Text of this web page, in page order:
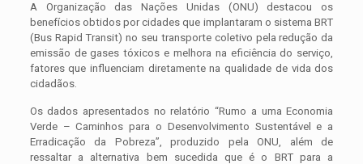
A Organização das Nações Unidas (ONU) destacou os
benefícios obtidos por cidades que implantaram o sistema BRT
(Bus Rapid Transit) no seu transporte coletivo pela redução da
emissão de gases tóxicos e melhora na eficiência do serviço,
fatores que influenciam diretamente na qualidade de vida dos
cidadãos.
Os dados apresentados no relatório “Rumo a uma Economia
Verde – Caminhos para o Desenvolvimento Sustentável e a
Erradicação da Pobreza”, produzido pela ONU, além de
ressaltar a alternativa bem sucedida que é o BRT para a